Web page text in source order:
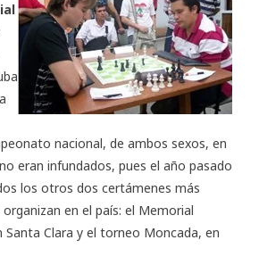
nacional, de ambos sexos, en
eran infundados, pues el año pasado
los otros dos certámenes más
en el país: el Memorial
Santa Clara y el torneo Moncada, en